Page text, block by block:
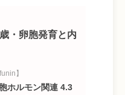
・卵胞発育と内
】
ホルモン関連 4.3